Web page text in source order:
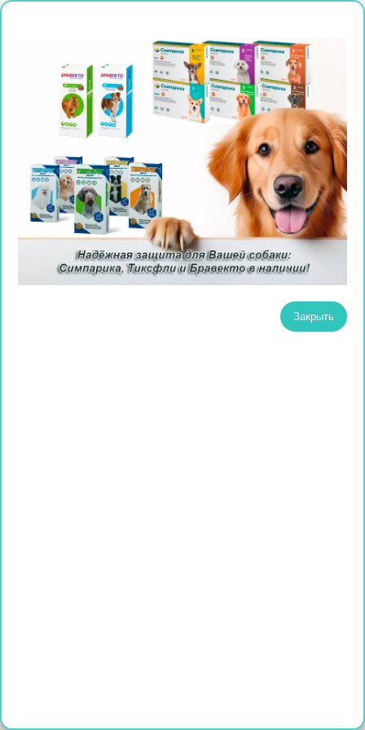
Закрыть